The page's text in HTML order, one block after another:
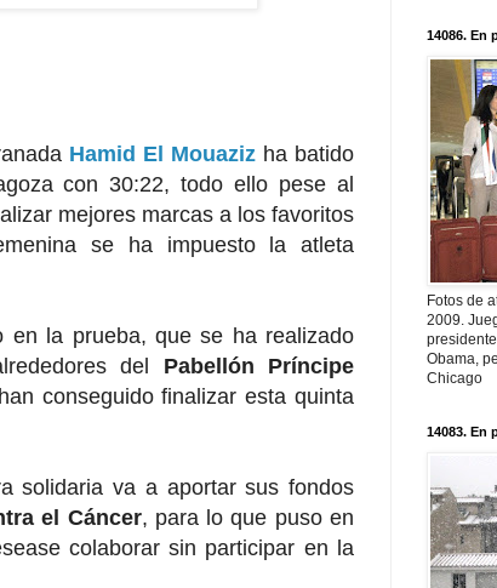
Hamid El Mouaziz ha batido
con 30:22, todo ello pese al
mejores marcas a los favoritos
se ha impuesto la atleta
en la prueba, que se ha realizado
del Pabellón Príncipe
conseguido finalizar esta quinta
solidaria va a aportar sus fondos
el Cáncer, para lo que puso en
colaborar sin participar en la
14086. En
Fotos de
2009.
Obama,
Chicago
14083. En